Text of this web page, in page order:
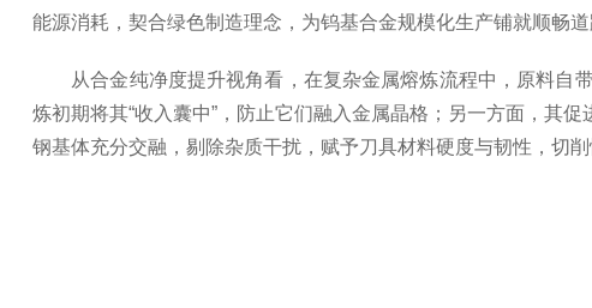
能源消耗，契合绿色制造理念，为钨基合金规模化生产铺就顺畅道
从合金纯净度提升视角看，在复杂金属熔炼流程中，原料自带
炼初期将其“收入囊中”，防止它们融入金属晶格；另一方面，其
钢基体充分交融，剔除杂质干扰，赋予刀具材料硬度与韧性，切削